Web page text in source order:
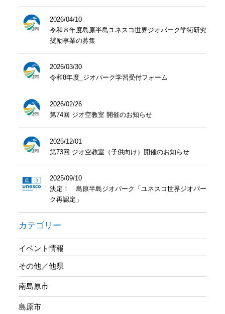
2026/04/10
令和８年度島原半島ユネスコ世界ジオパーク学術研究
奨励事業の募集
2026/03/30
令和8年度_ジオパーク学習受付フォーム
2026/02/26
第74回 ジオ空教室 開催のお知らせ
2025/12/01
第73回 ジオ空教室（子供向け）開催のお知らせ
2025/09/10
決定！ 島原半島ジオパーク「ユネスコ世界ジオパー
ク再認定」
カテゴリー
イベント情報
その他／他県
南島原市
島原市